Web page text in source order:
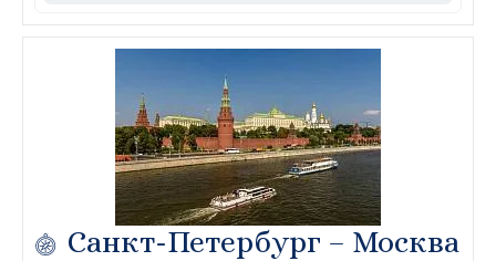
Санкт-Петербург – Москва